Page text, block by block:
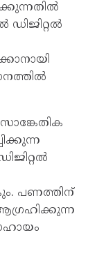
പണത്തിന്